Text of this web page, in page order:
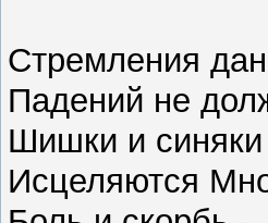
Стремления
Падений не
Шишки и
Исцеляются